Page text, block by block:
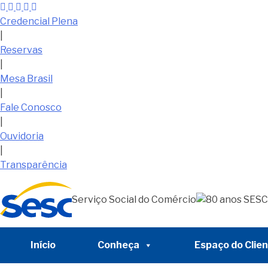
conteúdo
Skip
to
Credencial Plena
Reservas
Mesa Brasil
Fale Conosco
Ouvidoria
Transparência
Serviço Social do Comércio
Início Conheça Espaço do